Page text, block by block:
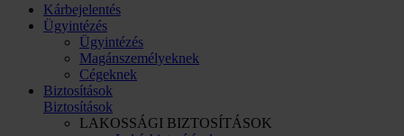
Kárbejelentés
Ügyintézés
Ügyintézés
Magánszemélyeknek
Cégeknek
Biztosítások
Biztosítások
LAKOSSÁGI BIZTOSÍTÁSOK